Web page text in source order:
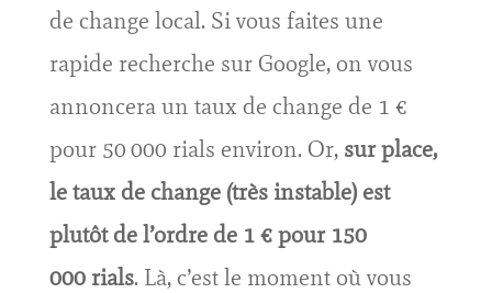
de change local. Si vous faites une
rapide recherche sur Google, on vous
annoncera un taux de change de 1 €
pour 50 000 rials environ. Or,sur place,
le taux de change (très instable) est
plutôt de l’ordre de 1 € pour 150
000 rials. Là, c’est le moment où vous